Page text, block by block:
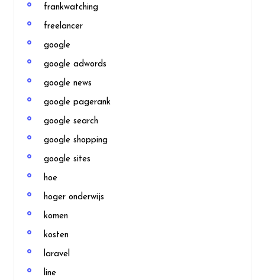
frankwatching
freelancer
google
google adwords
google news
google pagerank
google search
google shopping
google sites
hoe
hoger onderwijs
komen
kosten
laravel
line